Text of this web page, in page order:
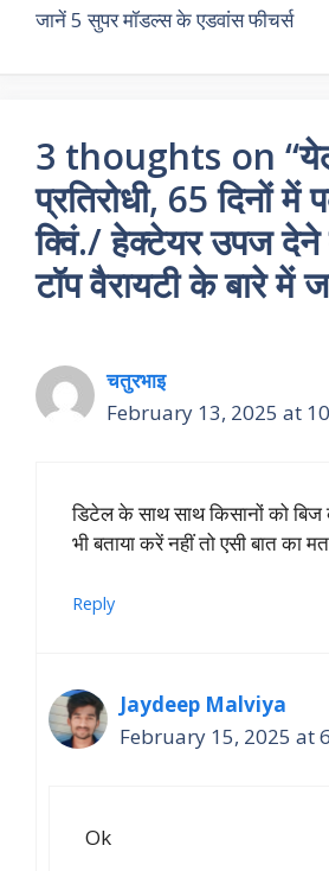
जानें 5 सुपर मॉडल्स के एडवांस फीचर्स
3 thoughts on
प्रतिरोधी, 65 दिनों
क्विं./ हेक्टेयर उपज देने
टॉप वैरायटी के बारे में
चतुरभाइ
February 13, 2025 at
डिटेल के साथ साथ किसानों को बिज
भी बताया करें नहीं तो एसी बात का
Reply
Jaydeep Malviya
February 15, 2025 at
Ok